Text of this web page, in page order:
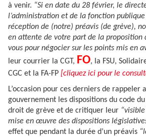
à venir. “Si en date du 28 février, le
l’administration et de la fonction publique
réception de (notre) préavis (de grève),
en attente de votre part de la proposition
vous pour négocier sur les points mis en
leur courrier la CGT, FO, la FSU,
CGC et la FA-FP [cliquez ici pour le
L’occasion pour ces derniers de rappeler
gouvernement les dispositions du code
droit de grève et de critiquer leur
mise en œuvre des dispositions
effet que pendant la durée d’un préavis